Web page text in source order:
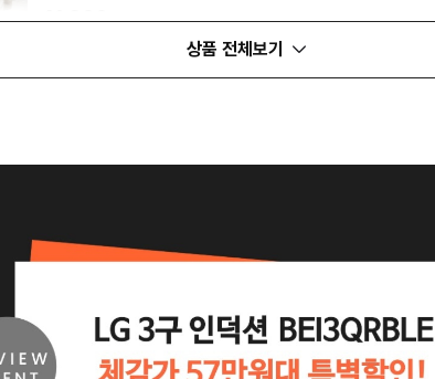
41,900원
상품 전체보기